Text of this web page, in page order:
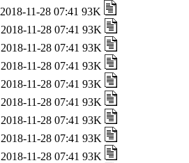
2018-11-28 07:41 93K
2018-11-28 07:41 93K
2018-11-28 07:41 93K
2018-11-28 07:41 93K
2018-11-28 07:41 93K
2018-11-28 07:41 93K
2018-11-28 07:41 93K
2018-11-28 07:41 93K
2018-11-28 07:41 93K